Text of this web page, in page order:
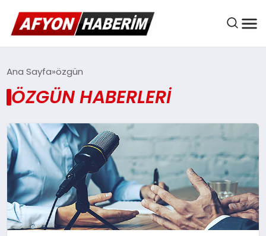
AFYON HABER
BELEDIYELER
EKONOMI
Ana Sayfa özgün
ÖZGÜN HABERLERI